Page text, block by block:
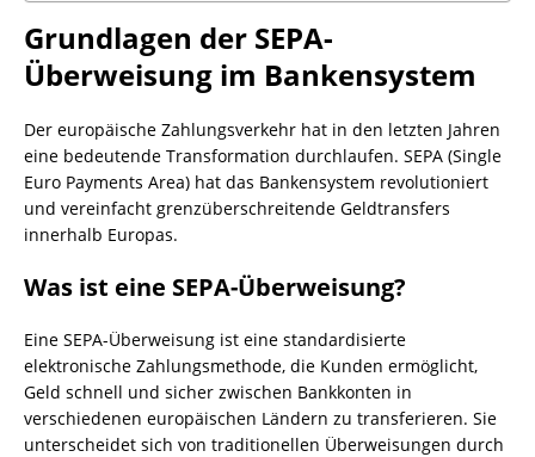
Grundlagen der SEPA-
Überweisung im Bankensystem
Der europäische Zahlungsverkehr hat in den letzten Jahren
eine bedeutende Transformation durchlaufen. SEPA (Single
Euro Payments Area) hat das Bankensystem revolutioniert
und vereinfacht grenzüberschreitende Geldtransfers
innerhalb Europas.
Was ist eine SEPA-Überweisung?
Eine SEPA-Überweisung ist eine standardisierte
elektronische Zahlungsmethode, die Kunden ermöglicht,
Geld schnell und sicher zwischen Bankkonten in
verschiedenen europäischen Ländern zu transferieren. Sie
unterscheidet sich von traditionellen Überweisungen durch